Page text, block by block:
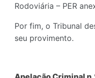
Rodoviária – PER
Por fim, o Tribunal
seu provimento.